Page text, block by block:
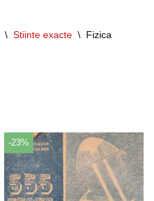
\ Stiinte exacte \ Fizica
-23%